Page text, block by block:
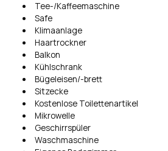
Tee-/Kaffeemaschine
Safe
Klimaanlage
Haartrockner
Balkon
Kühlschrank
Bügeleisen/-brett
Sitzecke
Kostenlose Toilettenartikel
Mikrowelle
Geschirrspüler
Waschmaschine